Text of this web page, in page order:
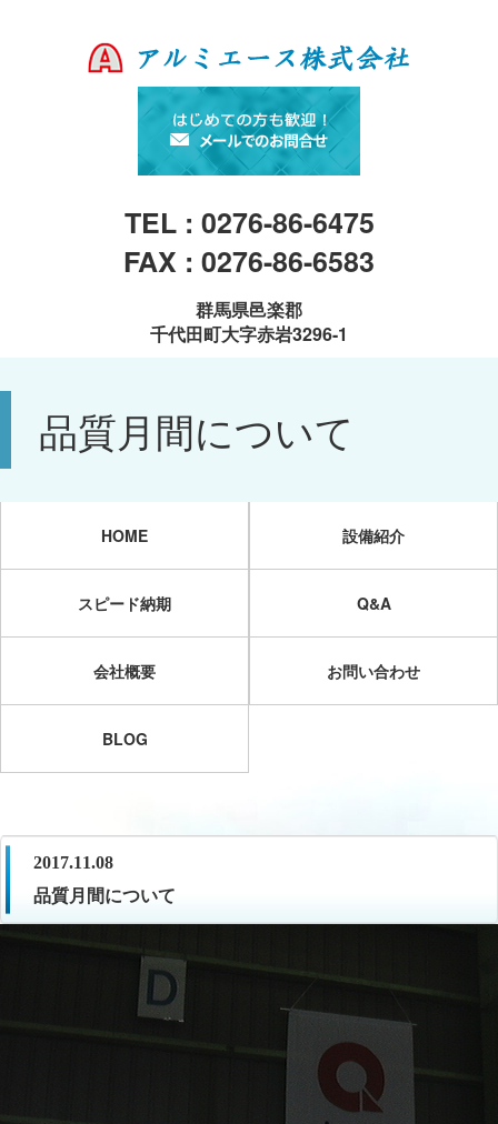
TEL : 0276-86-6475
FAX : 0276-86-6583
群馬県邑楽郡
千代田町大字赤岩3296-1
品質月間について
HOME 設備紹介
スピード納期 Q&A
会社概要 お問い合わせ
BLOG
2017.11.08
品質月間について